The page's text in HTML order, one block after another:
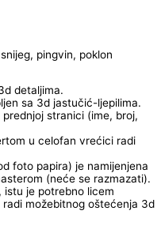
pingvin, poklon
detaljima.
sa 3d jastučić-ljepilima.
stranici (ime, broj,
u celofan vrećici radi
foto papira) je namijenjena
(neće se razmazati).
je potrebno licem
možebitnog oštećenja 3d